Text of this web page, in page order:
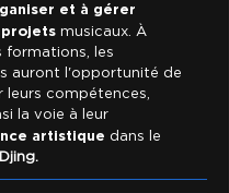
et à gérer
musicaux. À
formations, les
auront l'opportunité de
leurs compétences,
la voie à leur
artistique dans le
Djing.